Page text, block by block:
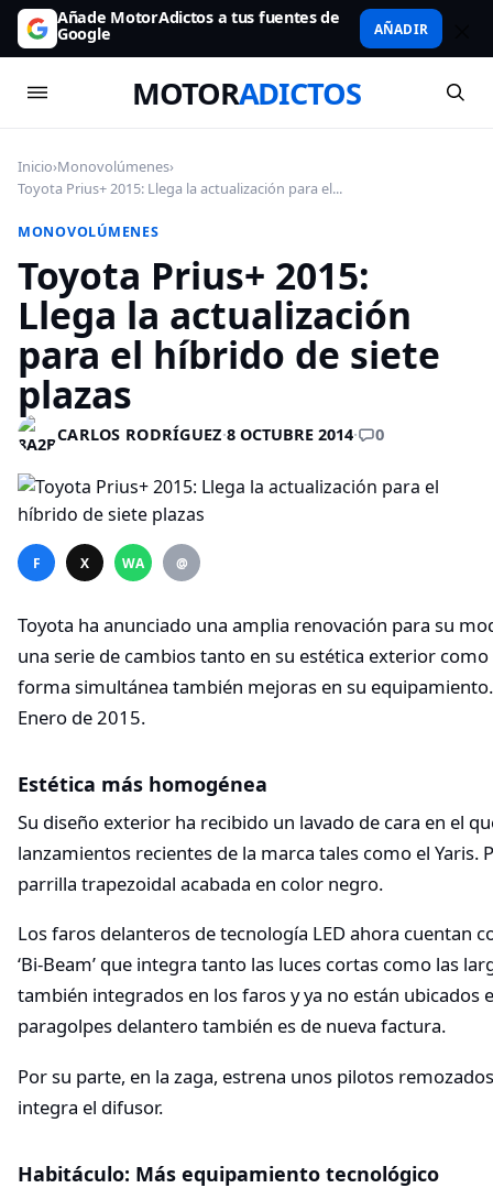
Añade MotorAdictos a tus fuentes de
Google AÑADIR
MOTORADICTOS
Inicio›Monovolúmenes›
Toyota Prius+ 2015: Llega la actualización para el...
MONOVOLÚMENES
Toyota Prius+ 2015:
Llega la actualización
para el híbrido de siete
plazas
CARLOS RODRÍGUEZ·8 OCTUBRE 2014· 0
F X WA @
Toyota ha anunciado una amplia renovación para su
una serie de cambios tanto en su estética exterior
forma simultánea también mejoras en su
Enero de 2015.
Estética más homogénea
Su diseño exterior ha recibido un lavado de cara en el
lanzamientos recientes de la marca tales como el Yaris.
parrilla trapezoidal acabada en color negro.
Los faros delanteros de tecnología LED ahora cuentan
‘Bi-Beam’ que integra tanto las luces cortas como las
también integrados en los faros y ya no están ubicados
paragolpes delantero también es de nueva factura.
Por su parte, en la zaga, estrena unos pilotos
integra el difusor.
Habitáculo: Más equipamiento tecnológico